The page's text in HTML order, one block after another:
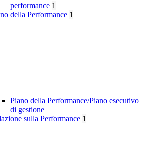
performance 1
della Performance 1
Piano della Performance/Piano esecutivo
di gestione
sulla Performance 1